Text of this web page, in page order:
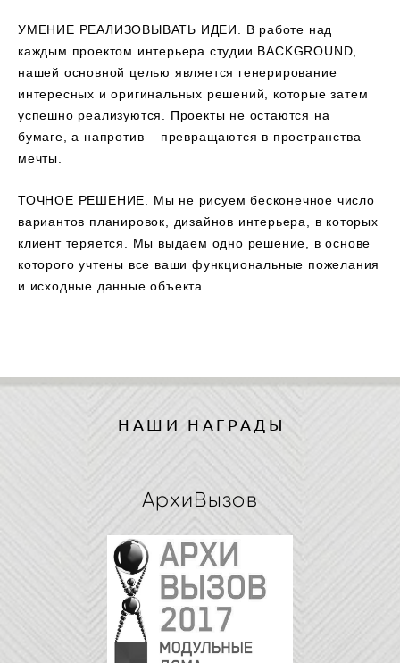
УМЕНИЕ РЕАЛИЗОВЫВАТЬ ИДЕИ. В работе над
каждым проектом интерьера студии BACKGROUND,
нашей основной целью является генерирование
интересных и оригинальных решений, которые затем
успешно реализуются. Проекты не остаются на
бумаге, а напротив – превращаются в пространства
мечты.
ТОЧНОЕ РЕШЕНИЕ. Мы не рисуем бесконечное число
вариантов планировок, дизайнов интерьера, в которых
клиент теряется. Мы выдаем одно решение, в основе
которого учтены все ваши функциональные пожелания
и исходные данные объекта.
НАШИ НАГРАДЫ
АрхиВызов